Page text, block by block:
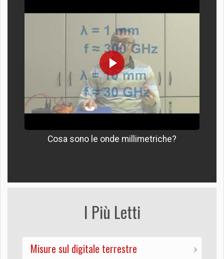
Cosa sono le onde millimetriche?
I Più Letti
Misure sul digitale terrestre